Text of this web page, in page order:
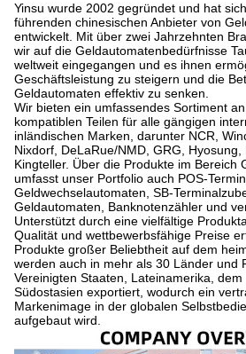
Yinsu wurde 2002 gegründet und hat
führenden chinesischen Anbieter von
entwickelt. Mit über zwei Jahrzehnten
wir auf die Geldautomatenbedürfnisse
weltweit eingegangen und es ihnen
Geschäftsleistung zu steigern und die
Geldautomaten effektiv zu senken.
Wir bieten ein umfassendes Sortiment
kompatiblen Teilen für alle gängigen
inländischen Marken, darunter NCR,
Nixdorf, DeLaRue/NMD, GRG,
Kingteller. Über die Produkte im Bereich
umfasst unser Portfolio auch POS-
Geldwechselautomaten, SB-
Geldautomaten, Banknotenzähler und
Unterstützt durch eine vielfältige
Qualität und wettbewerbsfähige Preise
Produkte großer Beliebtheit auf dem
werden auch in mehr als 30 Länder und
Vereinigten Staaten, Lateinamerika,
Südostasien exportiert, wodurch ein
Markenimage in der globalen
aufgebaut wird.